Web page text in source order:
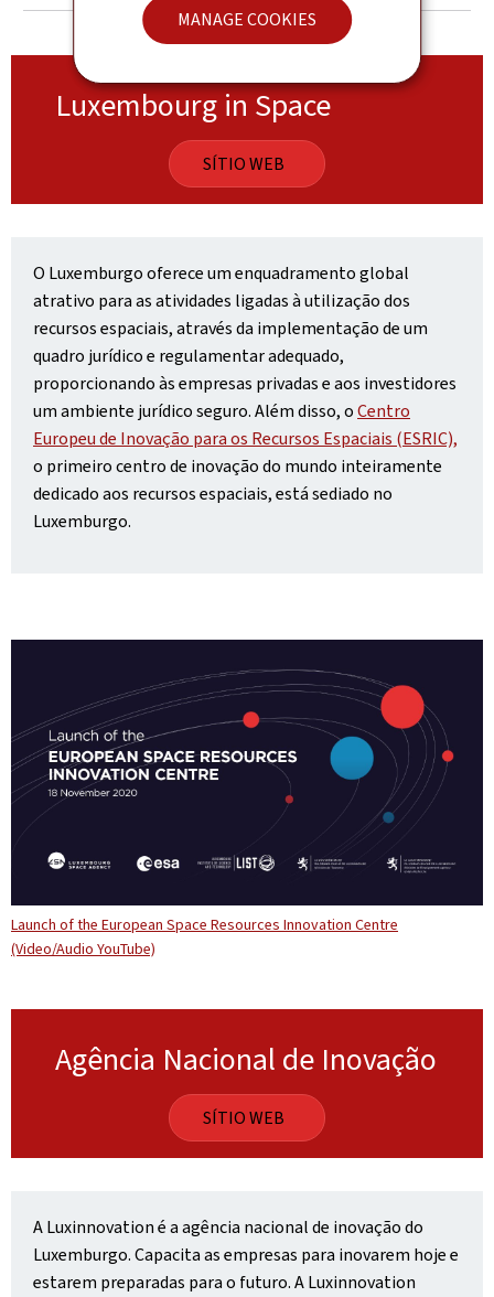
MANAGE COOKIES
Luxembourg in Space
SÍTIO WEB
O Luxemburgo oferece um enquadramento global
atrativo para as atividades ligadas à utilização dos
recursos espaciais, através da implementação de um
quadro jurídico e regulamentar adequado,
proporcionando às empresas privadas e aos investidores
um ambiente jurídico seguro. Além disso, oCentro
Europeu de Inovação para os Recursos Espaciais (ESRIC),
o primeiro centro de inovação do mundo inteiramente
dedicado aos recursos espaciais, está sediado no
Luxemburgo.
Launch of the European Space Resources Innovation Centre
(Video/Audio YouTube)
Agência Nacional de Inovação
SÍTIO WEB
A Luxinnovation é a agência nacional de inovação do
Luxemburgo. Capacita as empresas para inovarem hoje e
estarem preparadas para o futuro. A Luxinnovation